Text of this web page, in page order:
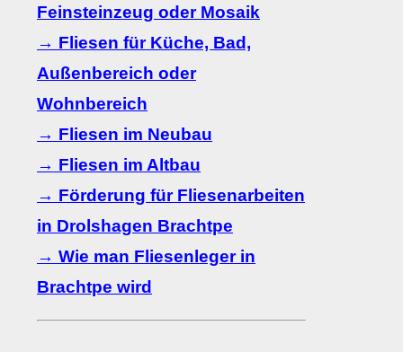
Feinsteinzeug oder Mosaik
→ Fliesen für Küche, Bad,
Außenbereich oder
Wohnbereich
→ Fliesen im Neubau
→ Fliesen im Altbau
→ Förderung für Fliesenarbeiten
in Drolshagen Brachtpe
→ Wie man Fliesenleger in
Brachtpe wird